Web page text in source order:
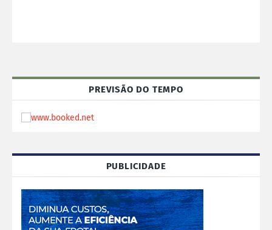
PREVISÃO DO TEMPO
PUBLICIDADE